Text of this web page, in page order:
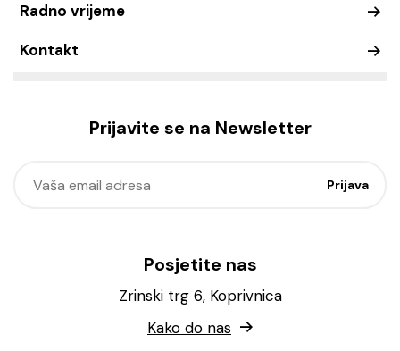
Radno vrijeme
Kontakt
Prijavite se na Newsletter
Posjetite nas
Zrinski trg 6, Koprivnica
Kako do nas